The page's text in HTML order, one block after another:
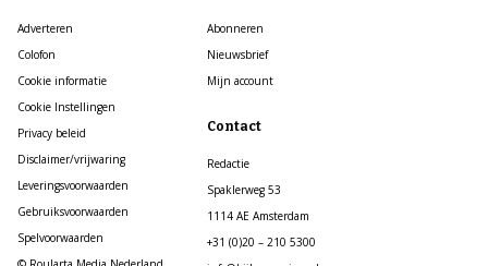
Adverteren
Colofon
Cookie informatie
Cookie Instellingen
Privacy beleid
Disclaimer/vrijwaring
Leveringsvoorwaarden
Gebruiksvoorwaarden
Spelvoorwaarden
Abonneren
Nieuwsbrief
Mijn account
Contact
Redactie
Spaklerweg 53
1114 AE Amsterdam
+31 (0)20 – 210 5300